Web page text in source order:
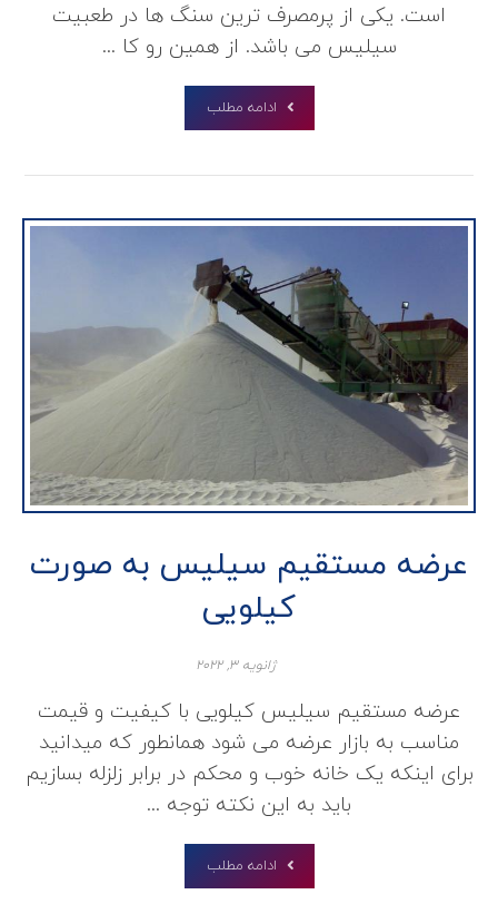
است. یکی از پرمصرف ترین سنگ ها در طعبیت
سیلیس می باشد. از همین رو کا ...
ادامه مطلب
عرضه مستقیم سیلیس به صورت
کیلویی
ژانویه ۳, ۲۰۲۲
عرضه مستقیم سیلیس کیلویی با کیفیت و قیمت
مناسب به بازار عرضه می شود همانطور که میدانید
برای اینکه یک خانه خوب و محکم در برابر زلزله بسازیم
باید به این نکته توجه ...
ادامه مطلب